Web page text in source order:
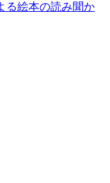
る絵本の読み聞か